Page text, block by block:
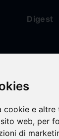
cookie e
web, per
di
Digest
calendar_today09/05/